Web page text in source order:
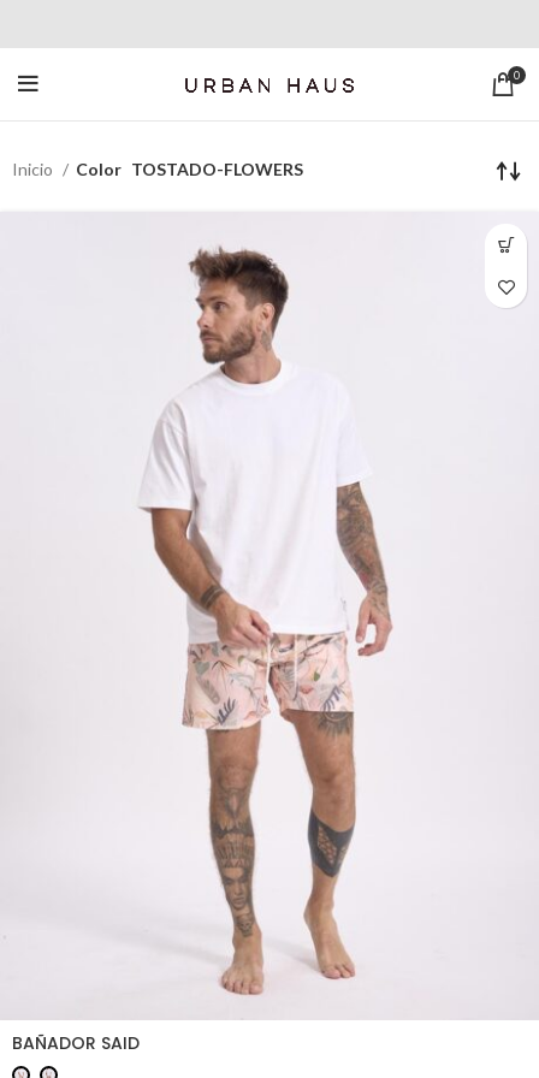
0
Inicio Color TOSTADO-FLOWERS
BAÑADOR SAID